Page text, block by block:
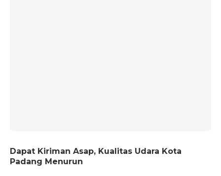
Dapat Kiriman Asap, Kualitas Udara Kota
Padang Menurun